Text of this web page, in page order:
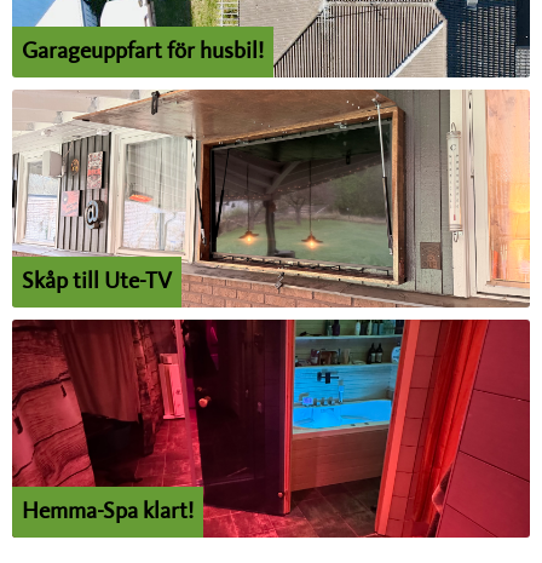
Garageuppfart för husbil!
Skåp till Ute-TV
Hemma-Spa klart!